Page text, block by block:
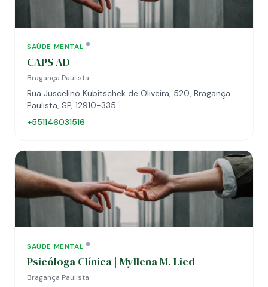
SAÚDE MENTAL
CAPS AD
Bragança Paulista
Rua Juscelino Kubitschek de Oliveira, 520, Bragança
Paulista, SP, 12910-335
+551146031516
SAÚDE MENTAL
Psicóloga Clínica | Myllena M. Lied
Bragança Paulista